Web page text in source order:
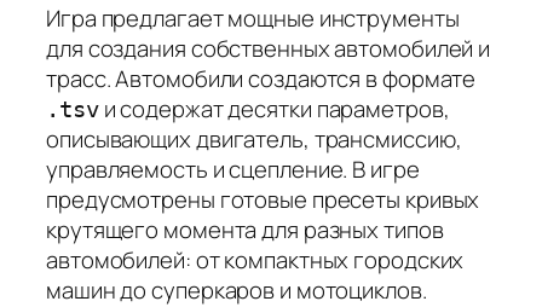
Игра предлагает мощные инструменты
для создания собственных автомобилей и
трасс. Автомобили создаются в формате
.tsvи содержат десятки параметров,
описывающих двигатель, трансмиссию,
управляемость и сцепление. В игре
предусмотрены готовые пресеты кривых
крутящего момента для разных типов
автомобилей: от компактных городских
машин до суперкаров и мотоциклов.